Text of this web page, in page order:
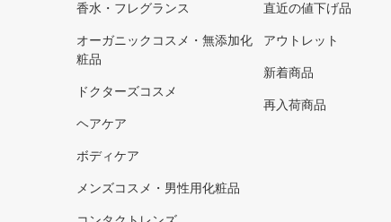
香水・フレグランス
オーガニックコスメ・無添加化
粧品
ドクターズコスメ
ヘアケア
ボディケア
メンズコスメ・男性用化粧品
直近の値下げ品
アウトレット
新着商品
再入荷商品